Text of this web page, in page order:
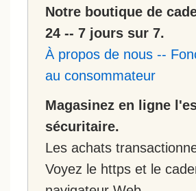
Notre boutique de
24 -- 7 jours sur 7.
À propos de nous --
au consommateur
Magasinez en ligne
sécuritaire.
Les achats
Voyez le https et le